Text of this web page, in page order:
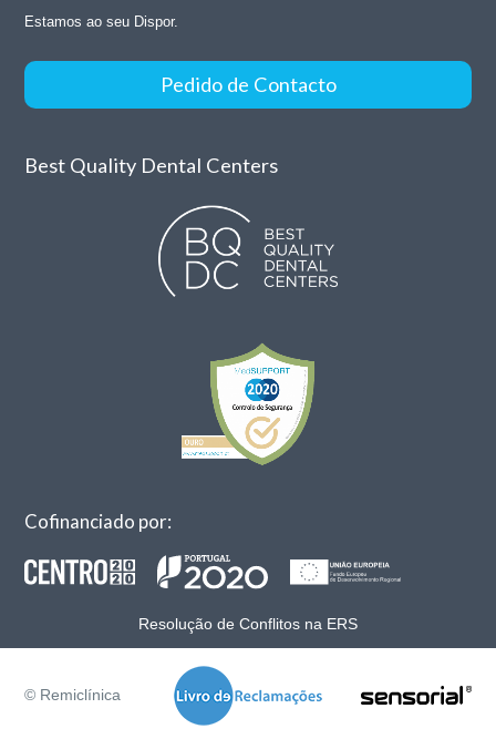
Estamos ao seu Dispor.
Pedido de Contacto
Best Quality Dental Centers
Cofinanciado por:
Resolução de Conflitos na ERS
© Remiclínica